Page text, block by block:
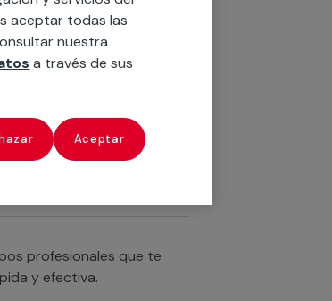
Ver servicios
cualificados profesionales
profesionales que te
y efectiva.
aceptar todas las
nuestra
a través de sus
Aceptar